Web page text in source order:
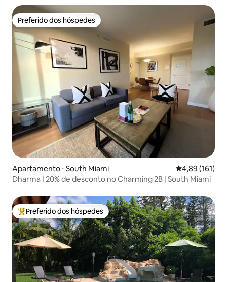
Preferido dos hóspedes
Preferido dos hóspedes
Apartamento ⋅ South Miami 4,89 de uma
4,89 (161)
Dharma | 20% de desconto no Charming 2B | South Miami
Entre os melhores preferidos dos hóspedes
Preferido dos hóspedes